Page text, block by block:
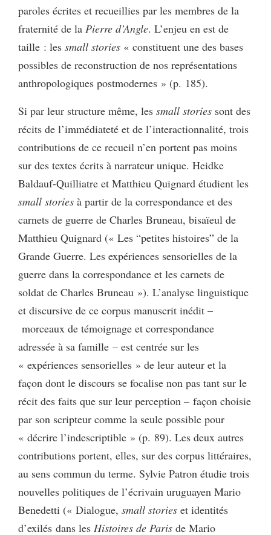
paroles écrites et recueillies par les membres de la
fraternité de la Pierre d’Angle. L’enjeu en est de
taille : les small stories « constituent une des bases
possibles de reconstruction de nos représentations
anthropologiques postmodernes » (p. 185).
Si par leur structure même, les small stories sont des
récits de l’immédiateté et de l’interactionnalité, trois
contributions de ce recueil n’en portent pas moins
sur des textes écrits à narrateur unique. Heidke
Baldauf-Quilliatre et Matthieu Quignard étudient les
small stories à partir de la correspondance et des
carnets de guerre de Charles Bruneau, bisaïeul de
Matthieu Quignard (« Les “petites histoires” de la
Grande Guerre. Les expériences sensorielles de la
guerre dans la correspondance et les carnets de
soldat de Charles Bruneau »). L’analyse linguistique
et discursive de ce corpus manuscrit inédit –
morceaux de témoignage et correspondance
adressée à sa famille – est centrée sur les
« expériences sensorielles » de leur auteur et la
façon dont le discours se focalise non pas tant sur le
récit des faits que sur leur perception – façon choisie
par son scripteur comme la seule possible pour
« décrire l’indescriptible » (p. 89). Les deux autres
contributions portent, elles, sur des corpus littéraires,
au sens commun du terme. Sylvie Patron étudie trois
nouvelles politiques de l’écrivain uruguayen Mario
Benedetti (« Dialogue, small stories et identités
d’exilés dans les Histoires de Paris de Mario